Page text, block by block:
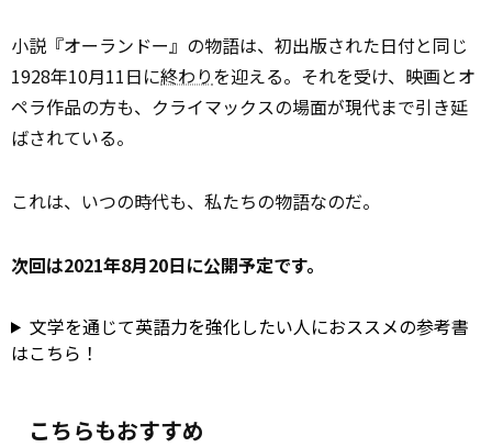
小説『オーランドー』の物語は、初出版された日付と同じ
1928年10月11日に終わりを迎える。それを受け、映画とオ
ペラ作品の方も、クライマックスの場面が現代まで引き延
ばされている。
これは、いつの時代も、私たちの物語なのだ。
次回は2021年8月20日に公開予定です。
文学を通じて英語力を強化したい人におススメの参考書
はこちら！
こちらもおすすめ